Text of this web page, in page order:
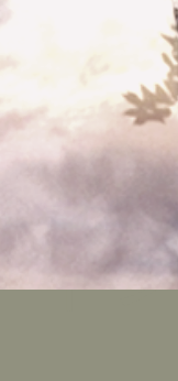
音
エ
イ